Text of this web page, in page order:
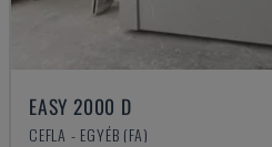
EASY 2000 D
CEFLA - EGYÉB (FA)